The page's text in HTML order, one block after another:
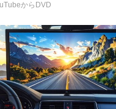
からDVD